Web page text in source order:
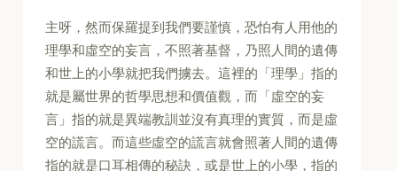
主呀，然而保羅提到我們要謹慎，恐怕有人用他的
理學和虛空的妄言，不照著基督，乃照人間的遺傳
和世上的小學就把我們擄去。這裡的「理學」指的
就是屬世界的哲學思想和價值觀，而「虛空的妄
言」指的就是異端教訓並沒有真理的實質，而是虛
空的謊言。而這些虛空的謊言就會照著人間的遺傳
指的就是口耳相傳的秘訣，或是世上的小學，指的